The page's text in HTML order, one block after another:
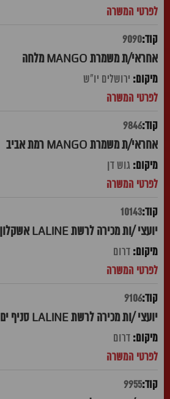
9090
אחראי/ת משמרת MANGO מלחה
ירושלים יו"ש
9846
אחראי/ת משמרת MANGO רמת אביב
גוש דן
10143
יועצי /ות מכירה לרשת LALINE אשקלון חוצות
דרום
9106
יועצי /ות מכירה לרשת LALINE סניף ים המלח
דרום
9955